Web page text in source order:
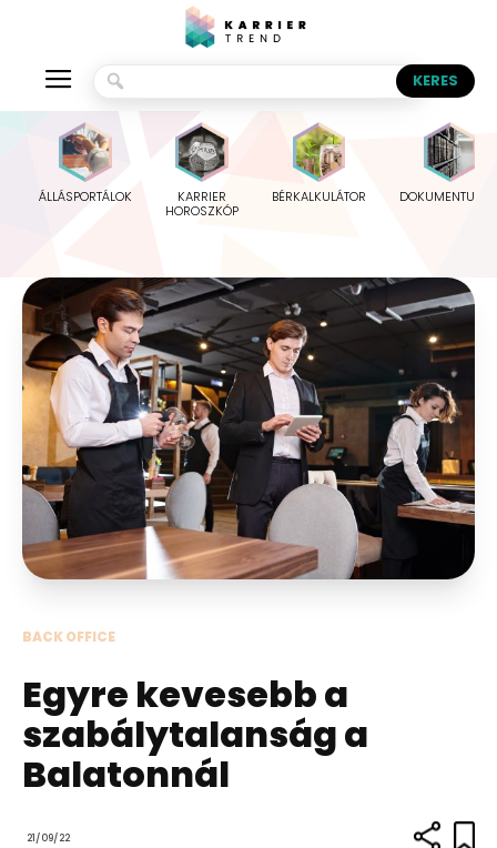
ÁLLÁSPORTÁLOK
KARRIER
HOROSZKÓP
BÉRKALKULÁTOR
BACK OFFICE
Egyre kevesebb a
szabálytalanság a
Balatonnál
21/09/22